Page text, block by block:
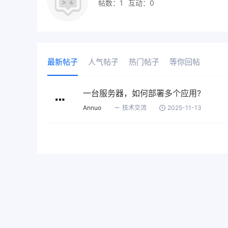
帖数：1 互动：0
最新帖子 人气帖子 热门帖子 等你回帖
一台服务器，如何部署多个应用?
Annuo 技术交流 2025-11-13